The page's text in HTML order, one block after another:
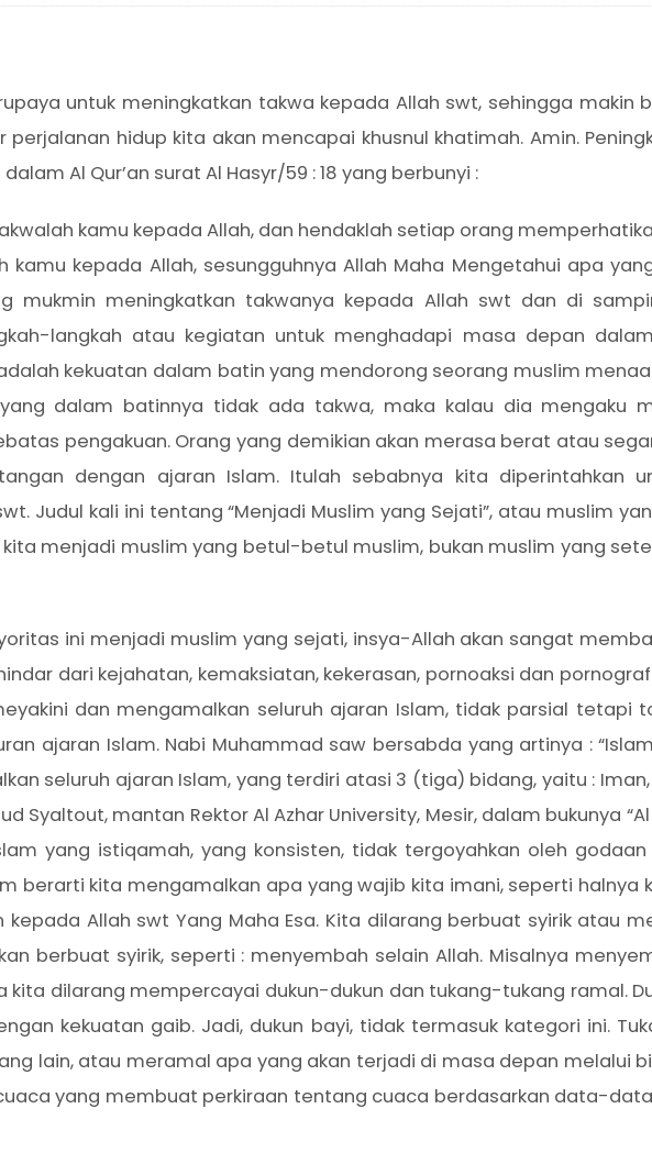
untuk meningkatkan takwa kepada Allah swt, sehingga makin
hidup kita akan mencapai khusnul khatimah. Amin.
Al Qur’an surat Al Hasyr/59 : 18 yang berbunyi :
kamu kepada Allah, dan hendaklah setiap orang
kepada Allah, sesungguhnya Allah Maha Mengetahui apa
mukmin meningkatkan takwanya kepada Allah swt dan di
langkah atau kegiatan untuk menghadapi masa depan
kekuatan dalam batin yang mendorong seorang muslim
dalam batinnya tidak ada takwa, maka kalau dia mengaku
pengakuan. Orang yang demikian akan merasa berat atau
dengan ajaran Islam. Itulah sebabnya kita diperintahkan
Judul kali ini tentang “Menjadi Muslim yang Sejati”, atau muslim
kita menjadi muslim yang betul-betul muslim, bukan muslim yang
ini menjadi muslim yang sejati, insya-Allah akan sangat
dari kejahatan, kemaksiatan, kekerasan, pornoaksi dan
dan mengamalkan seluruh ajaran Islam, tidak parsial tetapi
ajaran Islam. Nabi Muhammad saw bersabda yang artinya :
seluruh ajaran Islam, yang terdiri atasi 3 (tiga) bidang, yaitu :
Syaltout, mantan Rektor Al Azhar University, Mesir, dalam bukunya
yang istiqamah, yang konsisten, tidak tergoyahkan oleh
berarti kita mengamalkan apa yang wajib kita imani, seperti halnya
Allah swt Yang Maha Esa. Kita dilarang berbuat syirik atau
berbuat syirik, seperti : menyembah selain Allah. Misalnya
kita dilarang mempercayai dukun-dukun dan tukang-tukang ramal.
kekuatan gaib. Jadi, dukun bayi, tidak termasuk kategori ini.
lain, atau meramal apa yang akan terjadi di masa depan melalui
yang membuat perkiraan tentang cuaca berdasarkan data-